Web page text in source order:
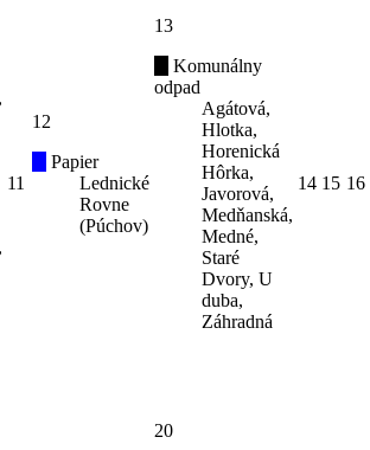
11
12
Papier
Lednické
Rovne
(Púchov)
13
Komunálny
odpad
Agátová,
Hlotka,
Horenická
Hôrka,
Javorová,
Medňanská,
Medné,
Staré
Dvory, U
duba,
Záhradná
14 15 16
20